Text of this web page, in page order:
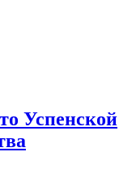
Успенской